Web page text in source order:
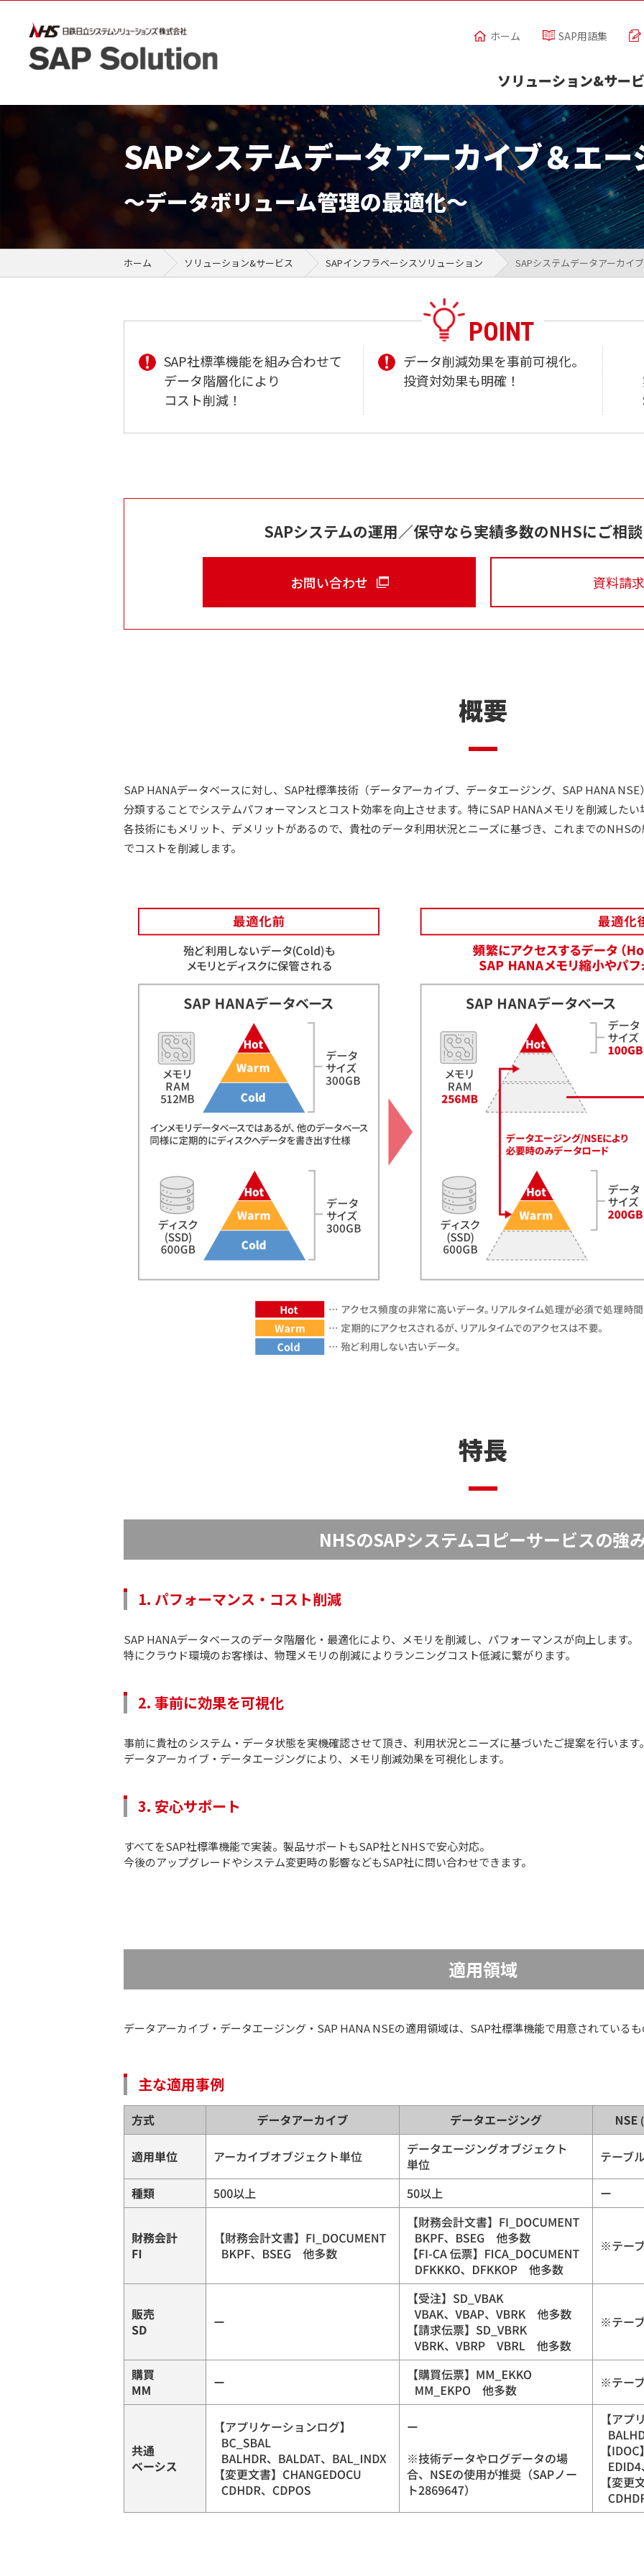
ホーム SAP用語集
ソリューション&サー
SAPシステムデータアーカイブ＆エー
～データボリューム管理の最適化～
ホーム ソリューション&サービス SAPインフラベーシスソリューション SAPシステムデータアーカイ
POINT
SAP社標準機能を組み合わせて
データ階層化により
コスト削減！
データ削減効果を事前可視化。
投資対効果も明確！
SAPシステムの運用／保守なら実績多数のNHSにご相
お問い合わせ 資料請求
概要
SAP HANAデータベースに対し、SAP社標準技術（データアーカイブ、データエージング、SAP HANA
分類することでシステムパフォーマンスとコスト効率を向上させます。特にSAP HANAメモリを削減したい
各技術にもメリット、デメリットがあるので、貴社のデータ利用状況とニーズに基づき、これまでのNHS
でコストを削減します。
特長
NHSのSAPシステムコピーサービスの強
1. パフォーマンス・コスト削減
SAP HANAデータベースのデータ階層化・最適化により、メモリを削減し、パフォーマンスが向上します。
特にクラウド環境のお客様は、物理メモリの削減によりランニングコスト低減に繋がります。
2. 事前に効果を可視化
事前に貴社のシステム・データ状態を実機確認させて頂き、利用状況とニーズに基づいたご提案を行います
データアーカイブ・データエージングにより、メモリ削減効果を可視化します。
3. 安心サポート
すべてをSAP社標準機能で実装。製品サポートもSAP社とNHSで安心対応。
今後のアップグレードやシステム変更時の影響などもSAP社に問い合わせできます。
適用領域
データアーカイブ・データエージング・SAP HANA NSEの適用領域は、SAP社標準機能で用意されている
主な適用事例